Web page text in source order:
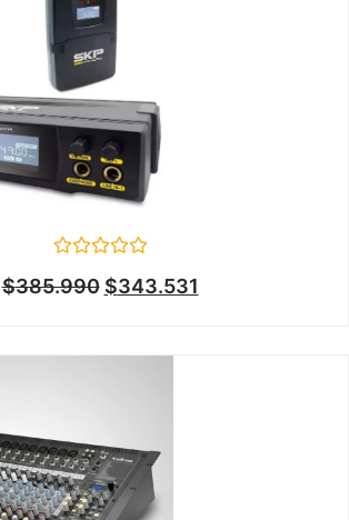
en
$385.990 $343.531